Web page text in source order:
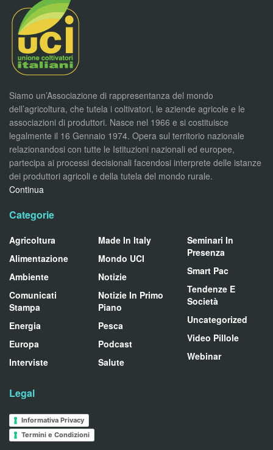
Siamo un’Associazione di rappresentanza del mondo
dell’agricoltura, che tutela i coltivatori, le aziende agricole e le
associazioni di produttori. Nasce nel 1966 e si costituisce
legalmente il 16 Gennaio 1974. Opera sul territorio nazionale
relazionandosi con tutte le Istituzioni nazionali ed europee,
partecipa ai processi decisionali facendosi interprete delle istanze
dei produttori agricoli e della tutela del mondo rurale.
Continua
Categorie
Agricoltura
Alimentazione
Ambiente
Comunicati
Stampa
Energia
Europa
Interviste
Made In Italy
Mondo UCI
Notizie
Notizie In Primo
Piano
Pesca
Podcast
Salute
Seminari In
Presenza
Smart Pac
Tendenze E
Società
Uncategorized
Video Pillole
Webinar
Legal
Informativa Privacy
Termini e Condizioni